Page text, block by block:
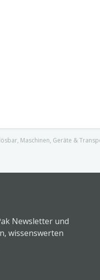
Maschinen, Geräte &
Newsletter und
wissenswerten